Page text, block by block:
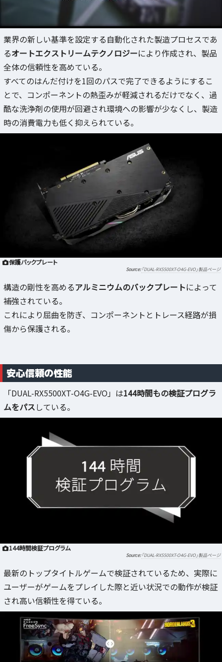
業界の新しい基準を設定する自動化された製造プロセスであ
るオートエクストリームテクノロジーにより作成され、製品
全体の信頼性を高めている。
すべてのはんだ付けを1回のパスで完了できるようにするこ
とで、コンポーネントの熱歪みが軽減されるだけでなく、過
酷な洗浄剤の使用が回避され環境への影響が少なくし、製造
時の消費電力も低く抑えられている。
保護バックプレート
「DUAL-RX5500XT-O4G-EVO」製品ページ
構造の剛性を高めるアルミニウムのバックプレートによって
補強されている。
これにより屈曲を防ぎ、コンポーネントとトレース経路が損
傷から保護される。
安心信頼の性能
「DUAL-RX5500XT-O4G-EVO」は144時間もの検証プログラ
ムをパスしている。
144時間検証プログラム
「DUAL-RX5500XT-O4G-EVO」製品ページ
最新のトップタイトルゲームで検証されているため、実際に
ユーザーがゲームをプレイした際と近い状況での動作が検証
され高い信頼性を得ている。